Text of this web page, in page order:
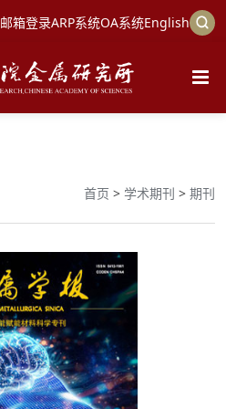
邮箱登录ARP系统OA系统English
首页 > 学术期刊 > 期刊